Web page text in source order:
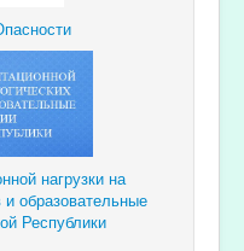
нагрузки на
и образовательные
Республики